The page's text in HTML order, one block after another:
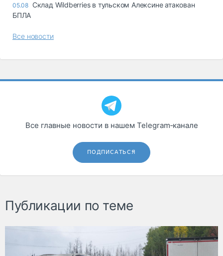
05.08 Склад Wildberries в тульском Алексине атакован
БПЛА
Все новости
Все главные новости в нашем Telegram‑канале
ПОДПИСАТЬСЯ
Публикации по теме